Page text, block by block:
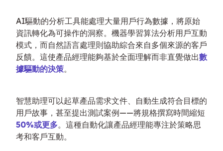
AI驅動的分析工具能處理大量用戶行為數據，將原始
資訊轉化為可操作的洞察。機器學習算法分析用戶互動
模式，而自然語言處理則協助綜合來自多個來源的客戶
反饋。這使產品經理能夠基於全面理解而非直覺做出數
據驅動的決策。
智慧助理可以起草產品需求文件、自動生成符合目標的
用戶故事，甚至提出測試案例——將規格撰寫時間縮短
50%或更多。這種自動化讓產品經理能專注於策略思
考和客戶互動。